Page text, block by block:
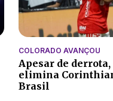
COLORADO AVANÇOU
Apesar de
elimina
Brasil